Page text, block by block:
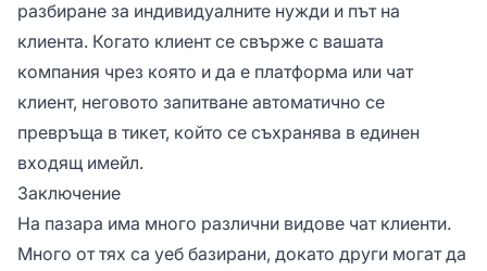
разбиране за индивидуалните нужди и път на
клиента. Когато клиент се свърже с вашата
компания чрез която и да е платформа или чат
клиент, неговото запитване автоматично се
превръща в тикет, който се съхранява в единен
входящ имейл.
Заключение
На пазара има много различни видове чат клиенти.
Много от тях са уеб базирани, докато други могат да